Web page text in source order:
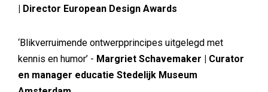
| Director European Design Awards
‘Blikverruimende ontwerpprincipes uitgelegd met
kennis en humor’ - Margriet Schavemaker | Curator
en manager educatie Stedelijk Museum